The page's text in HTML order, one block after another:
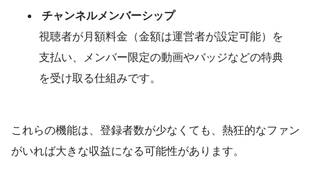
チャンネルメンバーシップ
視聴者が月額料金（金額は運営者が設定可能）を
支払い、メンバー限定の動画やバッジなどの特典
を受け取る仕組みです。
これらの機能は、登録者数が少なくても、熱狂的なファン
がいれば大きな収益になる可能性があります。